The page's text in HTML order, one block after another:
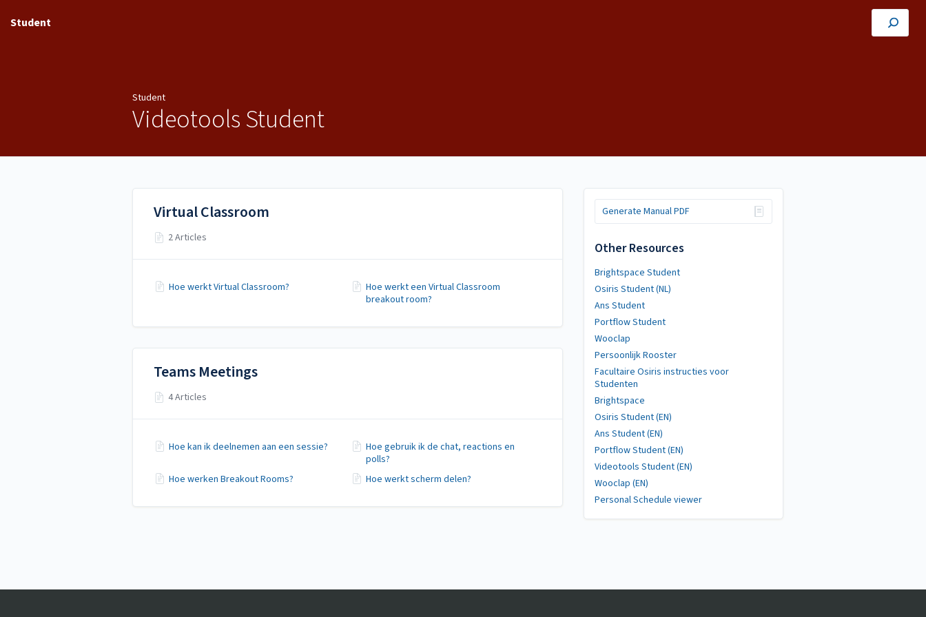
Student
Student
Videotools Student
Generate Manual PDF
Other Resources
Brightspace Student
Osiris Student (NL)
Ans Student
Portflow Student
Wooclap
Persoonlijk Rooster
Facultaire Osiris instructies voor
Studenten
Brightspace
Osiris Student (EN)
Ans Student (EN)
Portflow Student (EN)
Videotools Student (EN)
Wooclap (EN)
Personal Schedule viewer
Virtual Classroom
2 Articles
Hoe werkt Virtual Classroom?
Hoe werkt een Virtual Classroom
breakout room?
Teams Meetings
4 Articles
Hoe kan ik deelnemen aan een sessie?
Hoe gebruik ik de chat, reactions en
polls?
Hoe werken Breakout Rooms?
Hoe werkt scherm delen?